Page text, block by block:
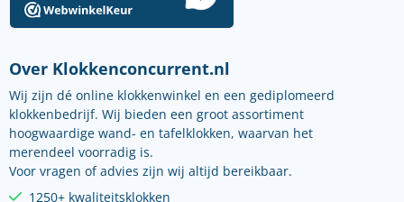
Over Klokkenconcurrent.nl
Wij zijn dé online klokkenwinkel en een gediplomeerd
klokkenbedrijf. Wij bieden een groot assortiment
hoogwaardige wand- en tafelklokken, waarvan het
merendeel voorradig is.
Voor vragen of advies zijn wij altijd bereikbaar.
1250+ kwaliteitsklokken